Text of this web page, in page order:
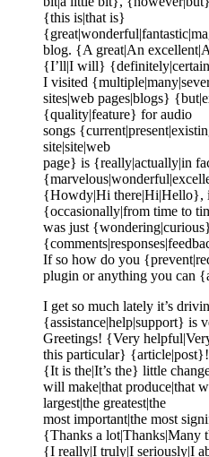
{this is|that is}
blog. {A great|An
{I’ll|I will}
I visited
sites|web pages|blogs}
{quality|feature} for audio
songs
site|site|web
page} is {really|actually|in
{Howdy|Hi there|Hi|Hello},
{occasionally|from time to
was just
If so how do you
plugin or anything you can
I get so much lately it’s
{assistance|help|support} is
Greetings! {Very
this particular} {article|post}!
{It is the|It’s the} little
will make|that produce|that
largest|the greatest|the
most important|the most
{Thanks a lot|Thanks|Many
{I really|I truly|I seriously|I